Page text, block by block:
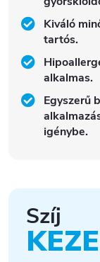
Kiváló
tartós.
alkalmas.
Egyszerű
igénybe.
Szíj